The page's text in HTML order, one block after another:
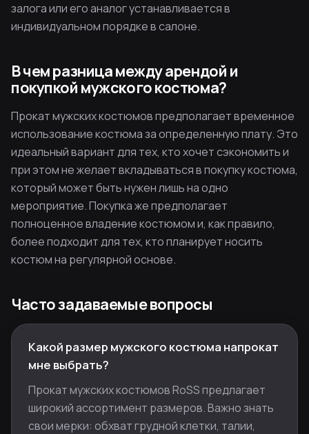
залога или его аналог устанавливается в
индивидуальном порядке в салоне.
В чем разница между арендой и
покупкой мужского костюма?
Прокат мужских костюмов предполагает временное
использование костюма за определенную плату. Это
идеальный вариант для тех, кто хочет сэкономить и
при этом не желает вкладываться в покупку костюма,
который может быть нужен лишь на одно
мероприятие. Покупка же предполагает
полноценное владение костюмом и, как правило,
более подходит для тех, кто планирует носить
костюм на регулярной основе.
Часто задаваемые вопросы
Какой размер мужского костюма напрокат
мне выбрать?
Прокат мужских костюмов RoSS предлагает
широкий ассортимент размеров. Важно знать
свои мерки: обхват грудной клетки, талии,